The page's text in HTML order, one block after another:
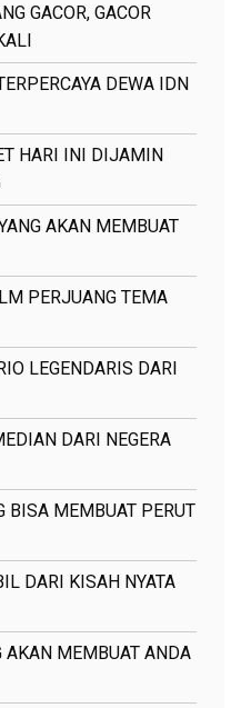
GACOR, GACOR
DEWA IDN
HARI INI DIJAMIN
AKAN MEMBUAT
PERJUANG TEMA
LEGENDARIS DARI
DARI NEGERA
BISA MEMBUAT PERUT
DARI KISAH NYATA
AKAN MEMBUAT ANDA